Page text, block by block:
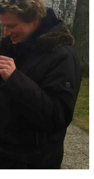
Zuckermann,